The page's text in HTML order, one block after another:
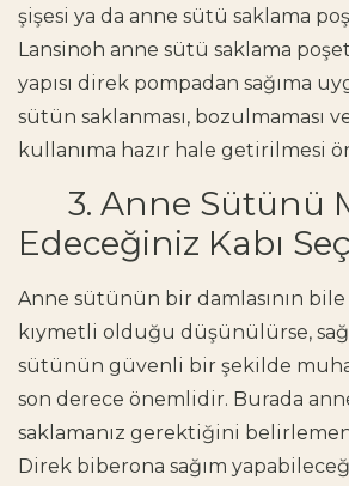
şişesi ya da anne sütü saklama
Lansinoh anne sütü saklama
yapısı direk pompadan sağıma
sütün saklanması, bozulmaması
kullanıma hazır hale getirilmesi
3. Anne Sütünü
Edeceğiniz Kabı
Anne sütünün bir damlasının
kıymetli olduğu düşünülürse,
sütünün güvenli bir şekilde
son derece önemlidir. Burada
saklamanız gerektiğini
Direk biberona sağım